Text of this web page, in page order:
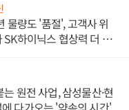
물량도 '품절', 고객사 위
하이닉스 협상력 더 키
원전 사업, 삼성물산·현